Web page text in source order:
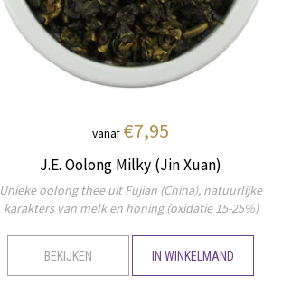
vanaf €7,95
J.E. Oolong Milky (Jin Xuan)
Unieke oolong thee uit Fujian (China), natuurlijke
karakters van melk en honing (oxidatie 15-25%)
BEKIJKEN IN WINKELMAND